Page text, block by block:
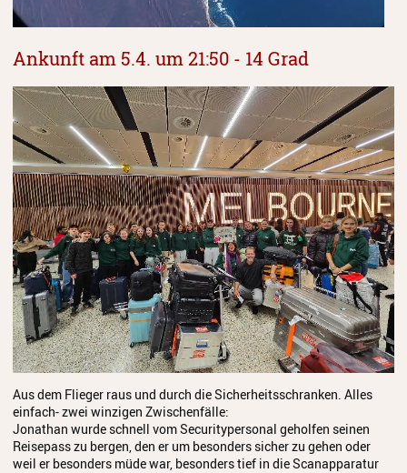
Ankunft am 5.4. um 21:50 - 14 Grad
Aus dem Flieger raus und durch die Sicherheitsschranken. Alles
einfach- zwei winzigen Zwischenfälle:
Jonathan wurde schnell vom Securitypersonal geholfen seinen
Reisepass zu bergen, den er um besonders sicher zu gehen oder
weil er besonders müde war, besonders tief in die Scanapparatur